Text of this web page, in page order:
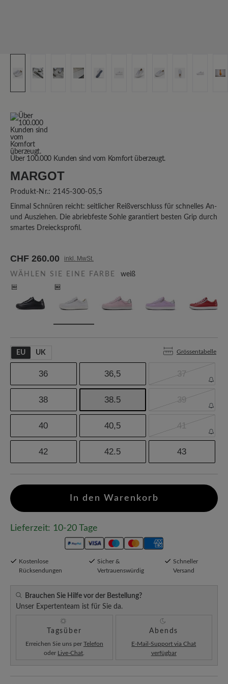
Über 100.000 Kunden sind vom Komfort überzeugt.
MARGOT
Produkt-Nr.: 2145-300-05,5
Einmal Schnüren reicht: seitlicher Reißverschluss für schnelles An-
und Ausziehen. Die abriebfeste Sohle garantiert besten Grip durch
smartes Dreiecksprofil.
CHF 260.00 inkl. MwSt.
WÄHLEN SIE EINE FARBE weiß
EU UK Grössentabelle
36 36,5 37
38 38.5 39
40 40,5 41
42 42.5 43
In den Warenkorb
Lieferzeit: 10-20 Tage
Kostenlose
Rücksendungen
Sicher &
Vertrauenswürdig
Schneller
Versand
Brauchen Sie Hilfe vor der Bestellung?
Unser Expertenteam ist für Sie da.
Tagsüber
Erreichen Sie uns per Telefon
oder Live-Chat
Abends
E-Mail-Support via Chat
verfügbar